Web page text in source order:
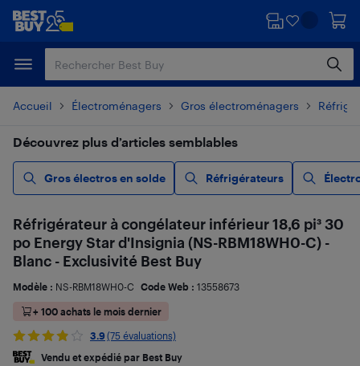
Passer
principal
Passer
Accueil Électroménagers Gros électroménagers
Découvrez plus d’articles semblables
Gros électros en solde Réfrigérateurs
Réfrigérateur à congélateur inférieur 18,6 pi³ 30
po Energy Star d'Insignia (NS-RBM18WH0-C) -
Blanc - Exclusivité Best Buy
Modèle : NS-RBM18WH0-C Code Web : 13558673
+ 100 achats le mois dernier
3.9 (75 évaluations)
Vendu et expédié par Best Buy